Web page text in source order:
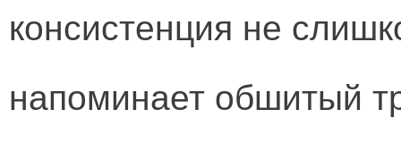
консистенция не
напоминает обшитый